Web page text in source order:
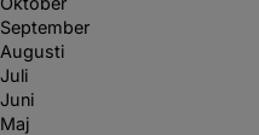
September
Augusti
Juli
Juni
Maj